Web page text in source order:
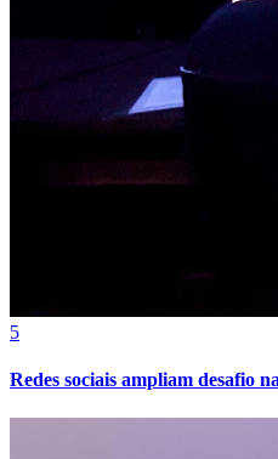
5
Redes sociais ampliam desafio